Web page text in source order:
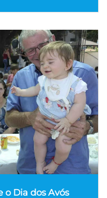
o Dia dos Avós